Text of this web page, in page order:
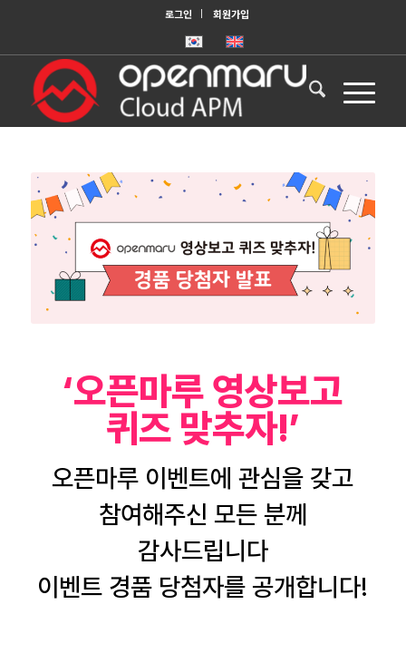
로그인 회원가입
‘오픈마루 영상보고
퀴즈 맞추자!’
오픈마루 이벤트에 관심을 갖고
참여해주신 모든 분께
감사드립니다
이벤트 경품 당첨자를 공개합니다!